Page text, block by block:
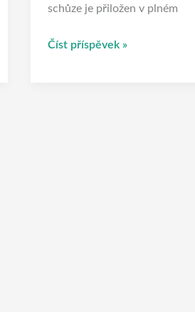
schůze je přiložen v plném
Číst příspěvek »